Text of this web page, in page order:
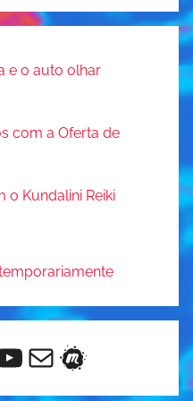
e o auto olhar
com a Oferta de
o Kundalini Reiki
MailMeetup